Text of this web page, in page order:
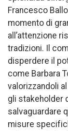
Francesco
momento di
all’attenzione
tradizioni. Il
disperdere il
come Barbara
valorizzandoli
gli stakeholder
salvaguardare
misure